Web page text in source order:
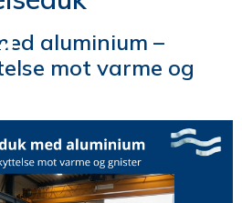
aluminium –
mot varme og